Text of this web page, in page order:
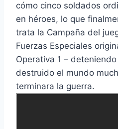
cómo cinco soldados
en héroes, lo que
trata la Campaña del
Fuerzas Especiales
Operativa 1 –
destruido el mundo
terminara la guerra.